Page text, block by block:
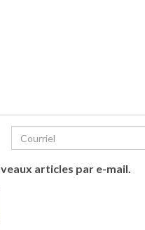
articles par e-mail.